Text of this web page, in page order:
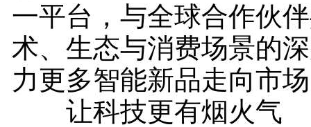
一平台，与全球合作伙
术、生态与消费场景的
力更多智能新品走向市
让科技更有烟火气